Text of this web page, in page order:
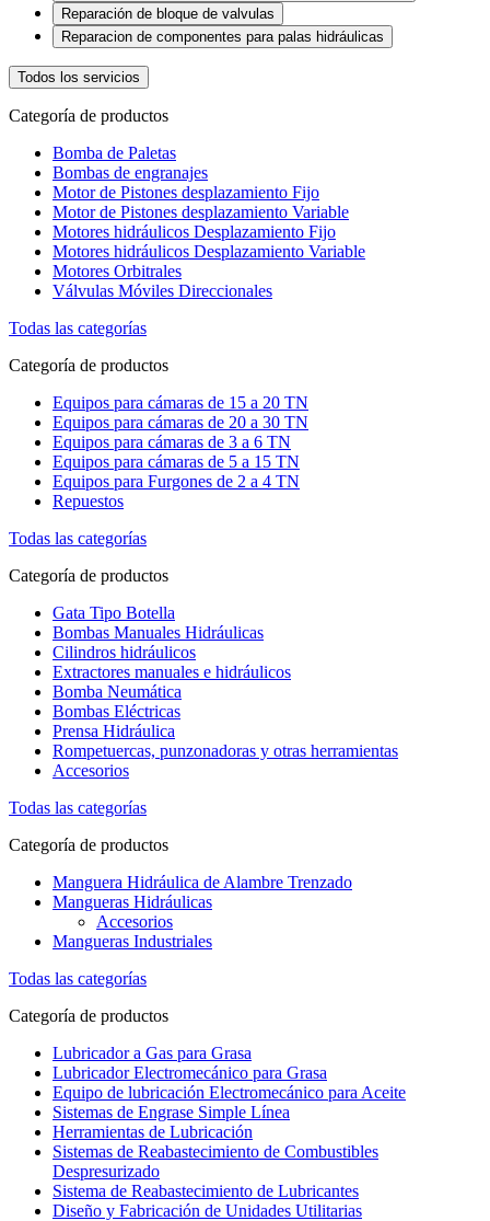
Reparación de bloque de valvulas
Reparacion de componentes para palas hidráulicas
Todos los servicios
Categoría de productos
Bomba de Paletas
Bombas de engranajes
Motor de Pistones desplazamiento Fijo
Motor de Pistones desplazamiento Variable
Motores hidráulicos Desplazamiento Fijo
Motores hidráulicos Desplazamiento Variable
Motores Orbitrales
Válvulas Móviles Direccionales
Todas las categorías
Categoría de productos
Equipos para cámaras de 15 a 20 TN
Equipos para cámaras de 20 a 30 TN
Equipos para cámaras de 3 a 6 TN
Equipos para cámaras de 5 a 15 TN
Equipos para Furgones de 2 a 4 TN
Repuestos
Todas las categorías
Categoría de productos
Gata Tipo Botella
Bombas Manuales Hidráulicas
Cilindros hidráulicos
Extractores manuales e hidráulicos
Bomba Neumática
Bombas Eléctricas
Prensa Hidráulica
Rompetuercas, punzonadoras y otras herramientas
Accesorios
Todas las categorías
Categoría de productos
Manguera Hidráulica de Alambre Trenzado
Mangueras Hidráulicas
Accesorios
Mangueras Industriales
Todas las categorías
Categoría de productos
Lubricador a Gas para Grasa
Lubricador Electromecánico para Grasa
Equipo de lubricación Electromecánico para Aceite
Sistemas de Engrase Simple Línea
Herramientas de Lubricación
Sistemas de Reabastecimiento de Combustibles
Despresurizado
Sistema de Reabastecimiento de Lubricantes
Diseño y Fabricación de Unidades Utilitarias